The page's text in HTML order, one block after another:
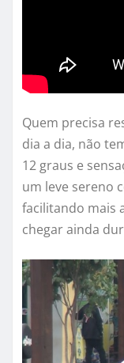
Quem precisa
dia a dia, não
12 graus e
um leve sereno
facilitando mais
chegar ainda